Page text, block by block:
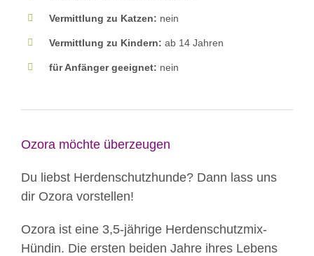
Vermittlung zu Katzen: nein
Vermittlung zu Kindern: ab 14 Jahren
für Anfänger geeignet: nein
Ozora möchte überzeugen
Du liebst Herdenschutzhunde? Dann lass uns
dir Ozora vorstellen!
Ozora ist eine 3,5-jährige Herdenschutzmix-
Hündin. Die ersten beiden Jahre ihres Lebens